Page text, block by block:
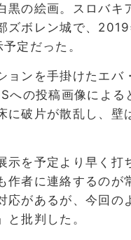
黒の絵画。スロバキ
ズボレン城で、
定だった。
ョンを手掛けたエバ
への投稿画像による
に破片が散乱し、壁
示を予定より早く打
作者に連絡するのが
応があるが、今回の
と批判した。